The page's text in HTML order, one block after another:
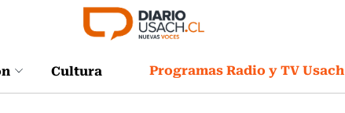
Cultura Programas Radio y TV Usach